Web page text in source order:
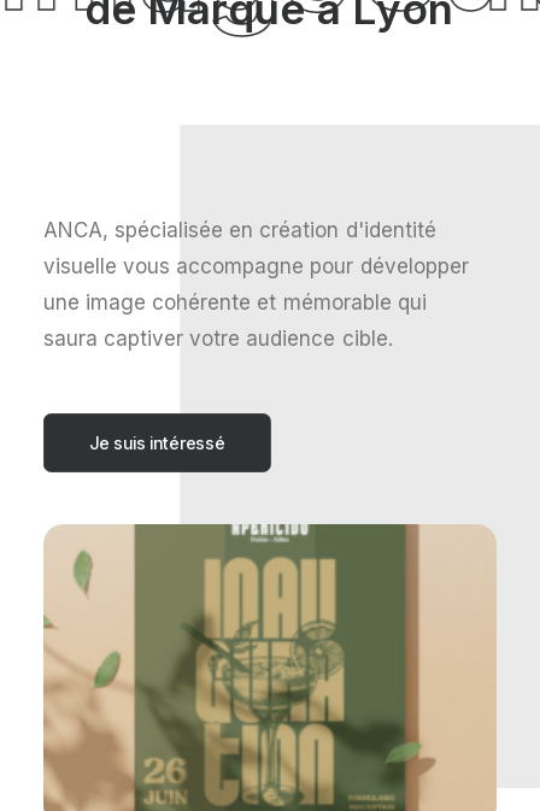
ANCA, spécialisée en création d'identité
visuelle vous accompagne pour développer
une image cohérente et mémorable qui
saura captiver votre audience cible.
Je suis intéressé